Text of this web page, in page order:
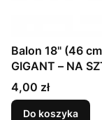
Balon 18" (46
GIGANT – NA
Cena
4,00 zł
Do koszyka